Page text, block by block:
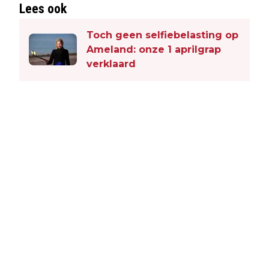
Lees ook
Toch geen selfiebelasting op
Ameland: onze 1 aprilgrap
verklaard